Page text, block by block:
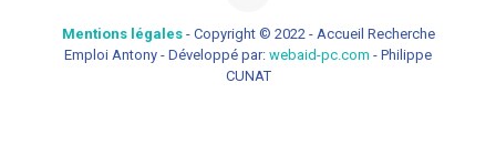
Mentions légales - Copyright © 2022 - Accueil Recherche
Emploi Antony - Développé par: webaid-pc.com - Philippe
CUNAT